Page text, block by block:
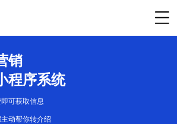
销
程序系统
可获取信息
动帮你转介绍